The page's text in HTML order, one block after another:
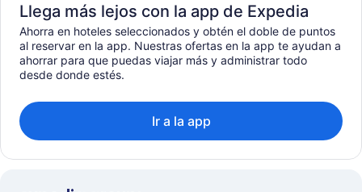
Llega más lejos con la app de Expedia
Ahorra en hoteles seleccionados y obtén el doble de puntos
al reservar en la app. Nuestras ofertas en la app te ayudan a
ahorrar para que puedas viajar más y administrar todo
desde donde estés.
Ir a la app